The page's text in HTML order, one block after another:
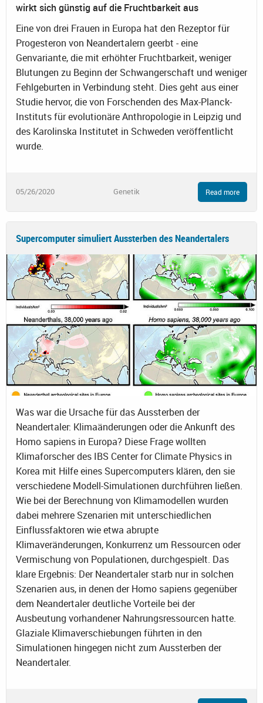
wirkt sich günstig auf die Fruchtbarkeit aus
Eine von drei Frauen in Europa hat den Rezeptor für
Progesteron von Neandertalern geerbt - eine
Genvariante, die mit erhöhter Fruchtbarkeit, weniger
Blutungen zu Beginn der Schwangerschaft und weniger
Fehlgeburten in Verbindung steht. Dies geht aus einer
Studie hervor, die von Forschenden des Max-Planck-
Instituts für evolutionäre Anthropologie in Leipzig und
des Karolinska Institutet in Schweden veröffentlicht
wurde.
05/26/2020 Genetik Read more
Supercomputer simuliert Aussterben des Neandertalers
Was war die Ursache für das Aussterben der
Neandertaler: Klimaänderungen oder die Ankunft des
Homo sapiens in Europa? Diese Frage wollten
Klimaforscher des IBS Center for Climate Physics in
Korea mit Hilfe eines Supercomputers klären, den sie
verschiedene Modell-Simulationen durchführen ließen.
Wie bei der Berechnung von Klimamodellen wurden
dabei mehrere Szenarien mit unterschiedlichen
Einflussfaktoren wie etwa abrupte
Klimaveränderungen, Konkurrenz um Ressourcen oder
Vermischung von Populationen, durchgespielt. Das
klare Ergebnis: Der Neandertaler starb nur in solchen
Szenarien aus, in denen der Homo sapiens gegenüber
dem Neandertaler deutliche Vorteile bei der
Ausbeutung vorhandener Nahrungsressourcen hatte.
Glaziale Klimaverschiebungen führten in den
Simulationen hingegen nicht zum Aussterben der
Neandertaler.